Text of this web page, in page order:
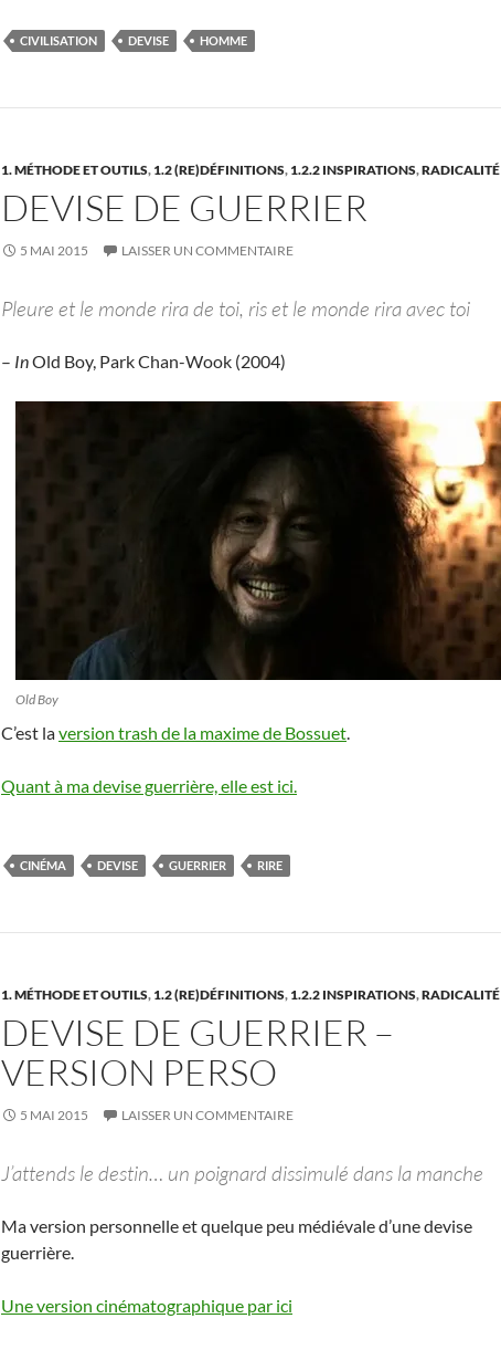
CIVILISATION DEVISE HOMME
1. MÉTHODE ET OUTILS, 1.2 (RE)DÉFINITIONS, 1.2.2 INSPIRATIONS,RADICALITÉ
DEVISE DE GUERRIER
5 MAI 2015 LAISSER UN COMMENTAIRE
Pleure et le monde rira de toi, ris et le monde rira avec toi
– InOld Boy, Park Chan-Wook (2004)
Old Boy
C’est laversion trash de la maxime de Bossuet.
Quant à ma devise guerrière, elle est ici.
CINÉMA DEVISE GUERRIER RIRE
1. MÉTHODE ET OUTILS, 1.2 (RE)DÉFINITIONS, 1.2.2 INSPIRATIONS,RADICALITÉ
DEVISE DE GUERRIER –
VERSION PERSO
5 MAI 2015 LAISSER UN COMMENTAIRE
J’attends le destin… un poignard dissimulé dans la manche
Ma version personnelle et quelque peu médiévale d’une devise
guerrière.
Une version cinématographique par ici